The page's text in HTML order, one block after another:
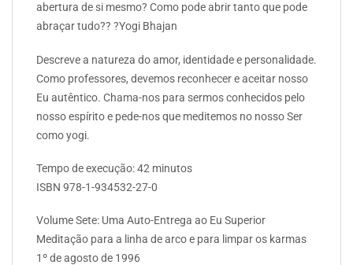
abertura de si mesmo? Como pode abrir tanto que pode
abraçar tudo?? ?Yogi Bhajan
Descreve a natureza do amor, identidade e personalidade.
Como professores, devemos reconhecer e aceitar nosso
Eu autêntico. Chama-nos para sermos conhecidos pelo
nosso espírito e pede-nos que meditemos no nosso Ser
como yogi.
Tempo de execução: 42 minutos
ISBN 978-1-934532-27-0
Volume Sete: Uma Auto-Entrega ao Eu Superior
Meditação para a linha de arco e para limpar os karmas
1º de agosto de 1996